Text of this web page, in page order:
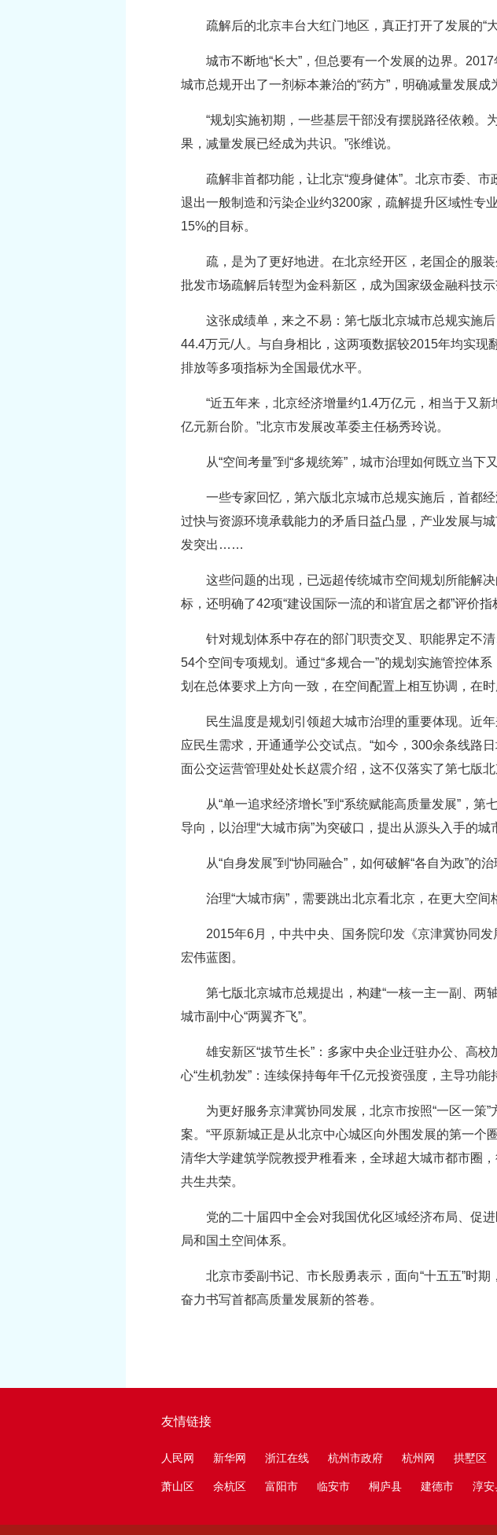
疏解后的北京丰台大红门地区，真正打开了发展的“
城市不断地“长大”，但总要有一个发展的边界。
城市总规开出了一剂标本兼治的“药方”，明确减量发展成
“规划实施初期，一些基层干部没有摆脱路径依赖
果，减量发展已经成为共识。”张维说。
疏解非首都功能，让北京“瘦身健体”。北京市委、
退出一般制造和污染企业约3200家，疏解提升区域性专
15%的目标。
疏，是为了更好地进。在北京经开区，老国企的服
批发市场疏解后转型为金科新区，成为国家级金融科技示
这张成绩单，来之不易：第七版北京城市总规实施
44.4万元/人。与自身相比，这两项数据较2015年均实
排放等多项指标为全国最优水平。
“近五年来，北京经济增量约1.4万亿元，相当于又新
亿元新台阶。”北京市发展改革委主任杨秀玲说。
从“空间考量”到“多规统筹”，城市治理如何既立当下
一些专家回忆，第六版北京城市总规实施后，首都
过快与资源环境承载能力的矛盾日益凸显，产业发展与
发突出……
这些问题的出现，已远超传统城市空间规划所能解
标，还明确了42项“建设国际一流的和谐宜居之都”评价指
针对规划体系中存在的部门职责交叉、职能界定不
54个空间专项规划。通过“多规合一”的规划实施管控体
划在总体要求上方向一致，在空间配置上相互协调，在时
民生温度是规划引领超大城市治理的重要体现。近
应民生需求，开通通学公交试点。“如今，300余条线路
面公交运营管理处处长赵震介绍，这不仅落实了第七版
从“单一追求经济增长”到“系统赋能高质量发展”，
导向，以治理“大城市病”为突破口，提出从源头入手的城
从“自身发展”到“协同融合”，如何破解“各自为政”的
治理“大城市病”，需要跳出北京看北京，在更大空
2015年6月，中共中央、国务院印发《京津冀协同
宏伟蓝图。
第七版北京城市总规提出，构建“一核一主一副、两
城市副中心“两翼齐飞”。
雄安新区“拔节生长”：多家中央企业迁驻办公、高
心“生机勃发”：连续保持每年千亿元投资强度，主导功能
为更好服务京津冀协同发展，北京市按照“一区一策
案。“平原新城正是从北京中心城区向外围发展的第一个
清华大学建筑学院教授尹稚看来，全球超大城市都市圈
共生共荣。
党的二十届四中全会对我国优化区域经济布局、促
局和国土空间体系。
北京市委副书记、市长殷勇表示，面向“十五五”时
奋力书写首都高质量发展新的答卷。
友情链接
人民网 新华网 浙江在线 杭州市政府 杭州网 拱墅区
萧山区 余杭区 富阳市 临安市 桐庐县 建德市 淳安